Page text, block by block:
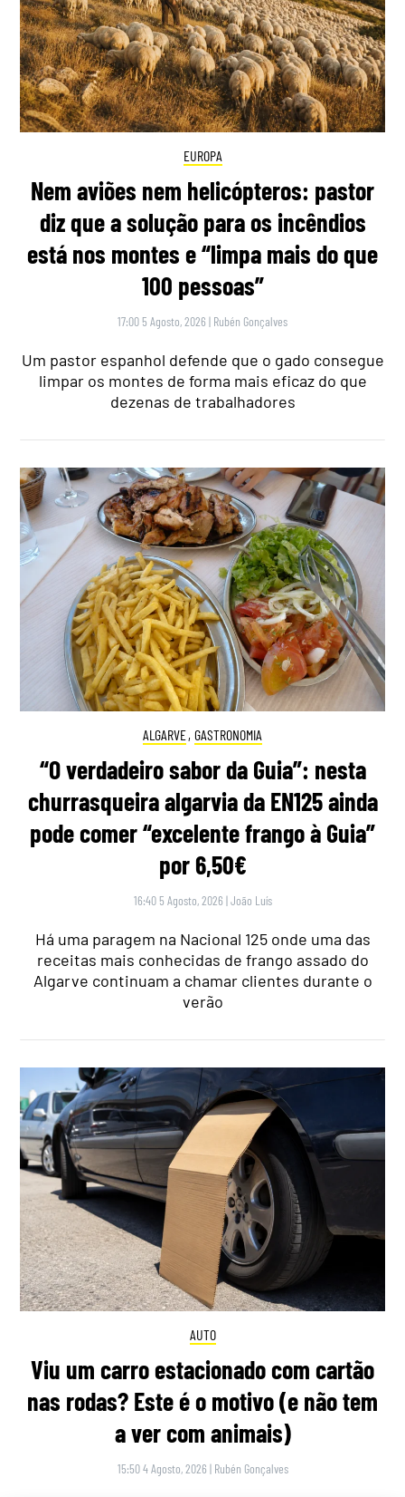
EUROPA
Nem aviões nem helicópteros: pastor
diz que a solução para os incêndios
está nos montes e “limpa mais do que
100 pessoas”
17:00 5 Agosto, 2026 | Rubén Gonçalves
Um pastor espanhol defende que o gado consegue
limpar os montes de forma mais eficaz do que
dezenas de trabalhadores
ALGARVE, GASTRONOMIA
“O verdadeiro sabor da Guia”: nesta
churrasqueira algarvia da EN125 ainda
pode comer “excelente frango à Guia”
por 6,50€
16:40 5 Agosto, 2026 |João Luís
Há uma paragem na Nacional 125 onde uma das
receitas mais conhecidas de frango assado do
Algarve continuam a chamar clientes durante o
verão
AUTO
Viu um carro estacionado com cartão
nas rodas? Este é o motivo (e não tem
a ver com animais)
15:50 4 Agosto, 2026 | Rubén Gonçalves